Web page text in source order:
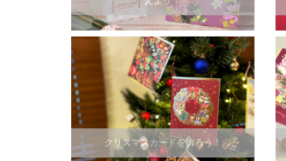
クリスマスカードを飾ろう！